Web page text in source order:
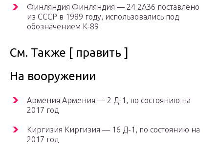
Финляндия Финляндия — 24 2А36 поставлено
из СССР в 1989 году, использовались под
обозначением K-89
См. Также [ править ]
На вооружении
Армения Армения — 2 Д-1, по состоянию на
2017 год
Киргизия Киргизия — 16 Д-1, по состоянию на
2017 год